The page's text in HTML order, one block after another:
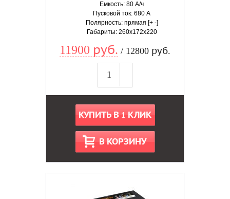
Емкость: 80 А/ч
Пусковой ток: 680 А
Полярность: прямая [+ -]
Габариты: 260x172x220
11900 руб. / 12800 руб.
КУПИТЬ В 1 КЛИК
В КОРЗИНУ